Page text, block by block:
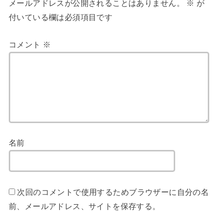
メールアドレスが公開されることはありません。 ※ が
付いている欄は必須項目です
コメント ※
名前
次回のコメントで使用するためブラウザーに自分の名
前、メールアドレス、サイトを保存する。